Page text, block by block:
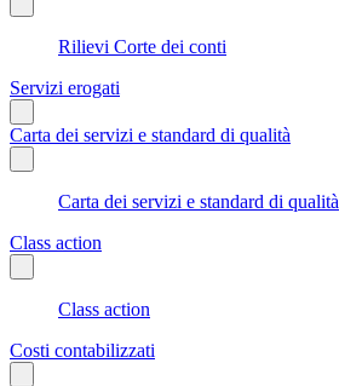
Rilievi Corte dei conti
Servizi erogati
Carta dei servizi e standard di qualità
Carta dei servizi e standard di qualità
Class action
Class action
Costi contabilizzati